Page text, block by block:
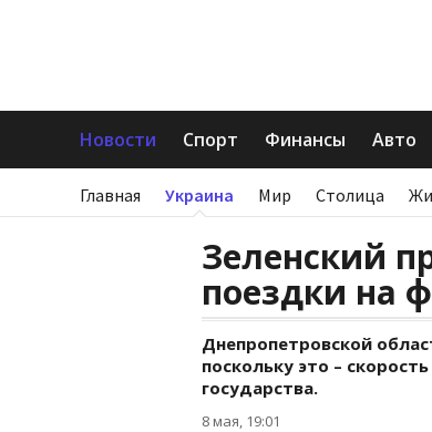
Новости Спорт Финансы Авто
Главная Украина Мир Столица
Зеленский
поездки на
Днепропетровской
поскольку это –
государства.
8 мая, 19:01